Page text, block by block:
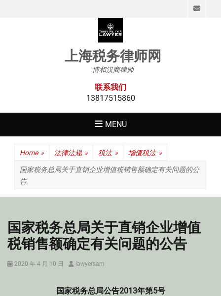
上海税务律师网
博和汉商律师
联系我们
13817515860
MENU
Home » 法律法规 » 税法 » 增值税法 »
国家税务总局关于直销企业增值税销售额确定有关问题的公
告
国家税务总局关于直销企业增值
税销售额确定有关问题的公告
Posted
2020 年 4 月 10 日 Authorlawyersam
国家税务总局公告2013年第5号